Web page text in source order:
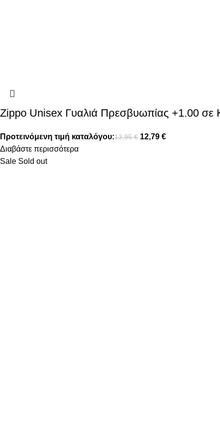
Zippo Unisex Γυαλιά Πρεσβυωπίας +1.00
Προτεινόμενη τιμή καταλόγου:13,95€ 12,79 €
Διαβάστε περισσότερα
Sale Sold out